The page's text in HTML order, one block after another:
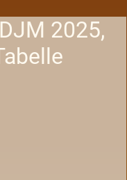
2025,